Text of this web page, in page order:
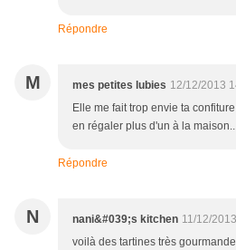
Répondre
M mes petites lubies 12/12/2013
Elle me fait trop envie ta
en régaler plus d'un à la
Répondre
N nani&#039;s kitchen 11/12/
voilà des tartines très